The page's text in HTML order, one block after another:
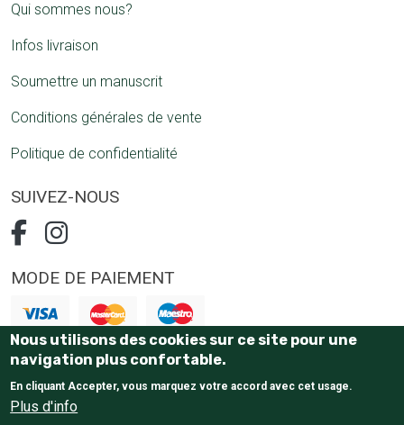
Qui sommes nous?
Infos livraison
Soumettre un manuscrit
Conditions générales de vente
Politique de confidentialité
SUIVEZ-NOUS
MODE DE PAIEMENT
Paiement 100% sécurisé
Nous utilisons des cookies sur ce site pour une
navigation plus confortable.
En cliquant Accepter, vous marquez votre accord avec cet usage.
Plus d'info